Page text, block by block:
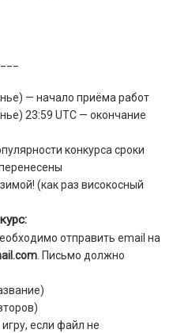
— начало приёма работ
23:59 UTC — окончание
конкурса сроки
(как раз високосный
отправить email на
. Письмо должно
если файл не